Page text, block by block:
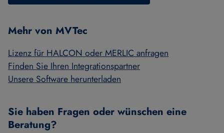
Mehr von MVTec
Lizenz für HALCON oder MERLIC anfragen
Finden Sie Ihren Integrationspartner
Unsere Software herunterladen
Sie haben Fragen oder wünschen eine
Beratung?